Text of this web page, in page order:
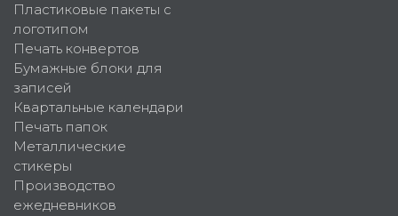
Пластиковые пакеты с
логотипом
Печать конвертов
Бумажные блоки для
записей
Квартальные календари
Печать папок
Металлические
стикеры
Производство
ежедневников